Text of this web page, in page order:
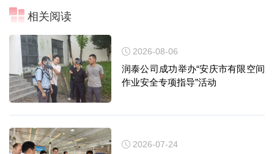
相关阅读
2026-08-06
润泰公司成功举办“安庆市有限空间
作业安全专项指导”活动
2026-07-24